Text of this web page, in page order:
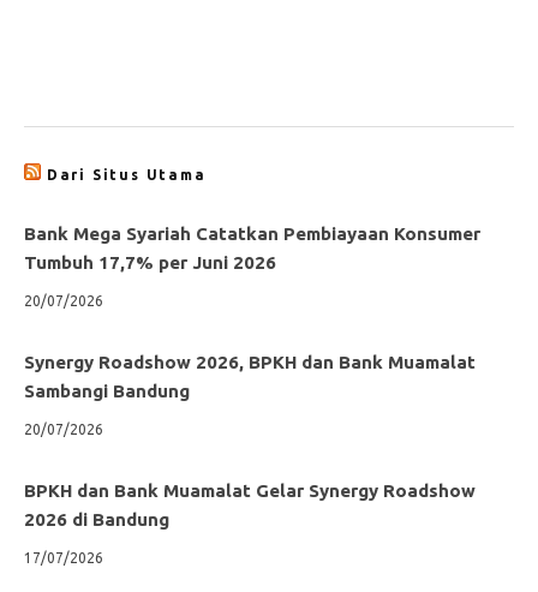
Dari Situs Utama
Bank Mega Syariah Catatkan Pembiayaan Konsumer
Tumbuh 17,7% per Juni 2026
20/07/2026
Synergy Roadshow 2026, BPKH dan Bank Muamalat
Sambangi Bandung
20/07/2026
BPKH dan Bank Muamalat Gelar Synergy Roadshow
2026 di Bandung
17/07/2026